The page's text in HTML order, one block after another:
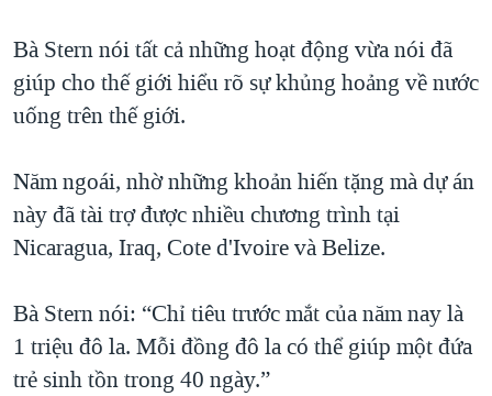
Bà Stern nói tất cả những hoạt động vừa nói đã
giúp cho thế giới hiểu rõ sự khủng hoảng về nước
uống trên thế giới.
Năm ngoái, nhờ những khoản hiến tặng mà dự án
này đã tài trợ được nhiều chương trình tại
Nicaragua, Iraq, Cote d'Ivoire và Belize.
Bà Stern nói: “Chỉ tiêu trước mắt của năm nay là
1 triệu đô la. Mỗi đồng đô la có thể giúp một đứa
trẻ sinh tồn trong 40 ngày.”